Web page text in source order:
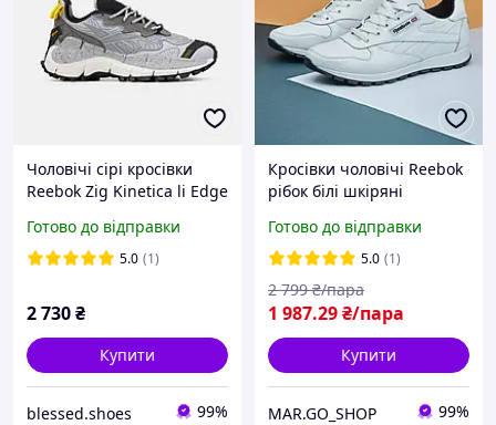
Чоловічі сірі кросівки
Reebok Zig Kinetica li Edge
Готово до відправки
5.0 (1)
2 730₴
Купити
blessed.shoes 99%
Кросівки чоловічі Reebok
рібок білі шкіряні
Готово до відправки
5.0 (1)
1 987.29₴/пара
2 799 ₴/пара
Купити
MAR.GO_SHOP 99%